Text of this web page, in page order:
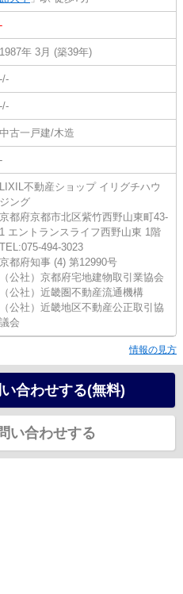
-
1987年 3月 (築39年)
-/-
-/-
中古一戸建/木造
-
LIXIL不動産ショップ イリグチハウ
ジング
京都府京都市北区紫竹西野山東町43-
1 エントランスライフ西野山東 1階
TEL:075-494-3023
京都府知事 (4) 第12990号
（公社）京都府宅地建物取引業協会
（公社）近畿圏不動産流通機構
（公社）近畿地区不動産公正取引協
議会
情報の見方
合わせする(無料)
い合わせする